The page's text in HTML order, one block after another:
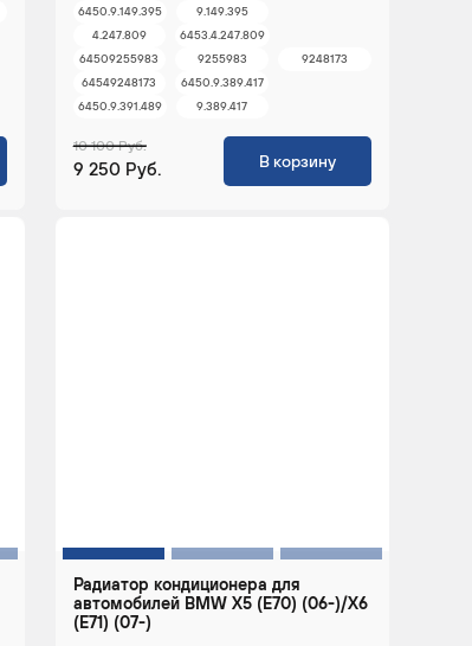
6450.9.149.395
9.149.395
4.247.809
6453.4.247.809
64509255983
9255983
9248173
64549248173
6450.9.389.417
6450.9.391.489
9.389.417
10 100 Руб.
9 250 Руб. В корзину
Радиатор кондиционера для
автомобилей BMW X5 (E70) (06-)/X6
(E71) (07-)